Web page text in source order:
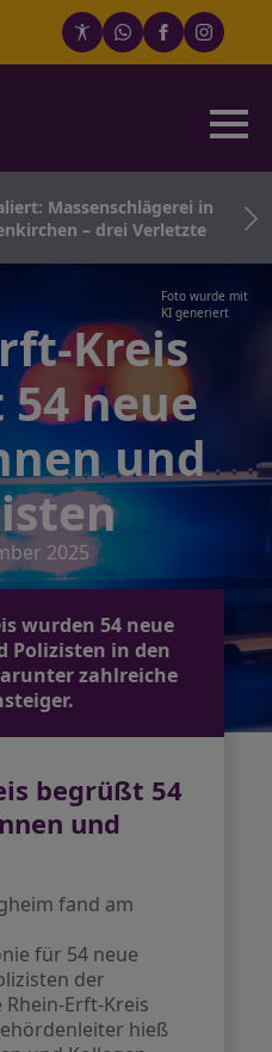
Massenschlägerei in
– drei Verletzte
Foto wurde mit
KI generiert
Kreis
neue
und
2025
wurden 54 neue
Polizisten in den
zahlreiche
begrüßt 54
und
fand am
für 54 neue
der
Erft-Kreis
hieß